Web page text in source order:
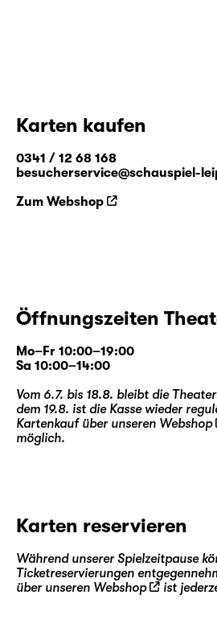
Karten kaufen
0341 / 12 68 168
besucherservice@schauspiel-
Zum Webshop
Öffnungszeiten
Mo–Fr 10:00–19:00
Sa 10:00–14:00
Vom 6.7. bis 18.8. bleibt die
dem 19.8. ist die Kasse wieder
Kartenkauf über unseren Webshop
möglich.
Karten reservieren
Während unserer Spielzeitpause
Ticketreservierungen
über unseren Webshop ist